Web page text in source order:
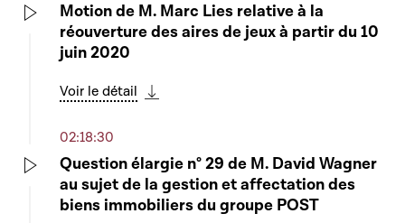
Motion de M. Marc Lies relative à la
réouverture des aires de jeux à partir du 10
juin 2020
Voir le détail
02:18:30
Question élargie n° 29 de M. David Wagner
au sujet de la gestion et affectation des
biens immobiliers du groupe POST